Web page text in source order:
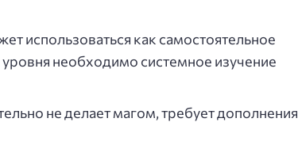
использоваться как самостоятельное
необходимо системное изучение
не делает магом, требует дополнения